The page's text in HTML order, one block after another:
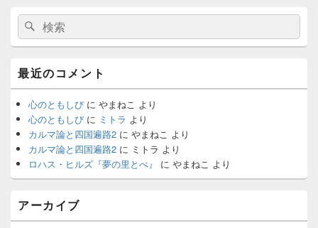
ン
サ
ド
バ
ー
ウ
ジ
ェ
ッ
ト
リ
検
索:
検
索
最近のコメント
心のともしび に やまねこ より
心のともしび に ミトラ より
カルマ論と四国遍路2 に やまねこ より
カルマ論と四国遍路2 に ミトラ より
ロハス・ヒルズ『夢の里とべ』
に やまねこ より
アーカイブ